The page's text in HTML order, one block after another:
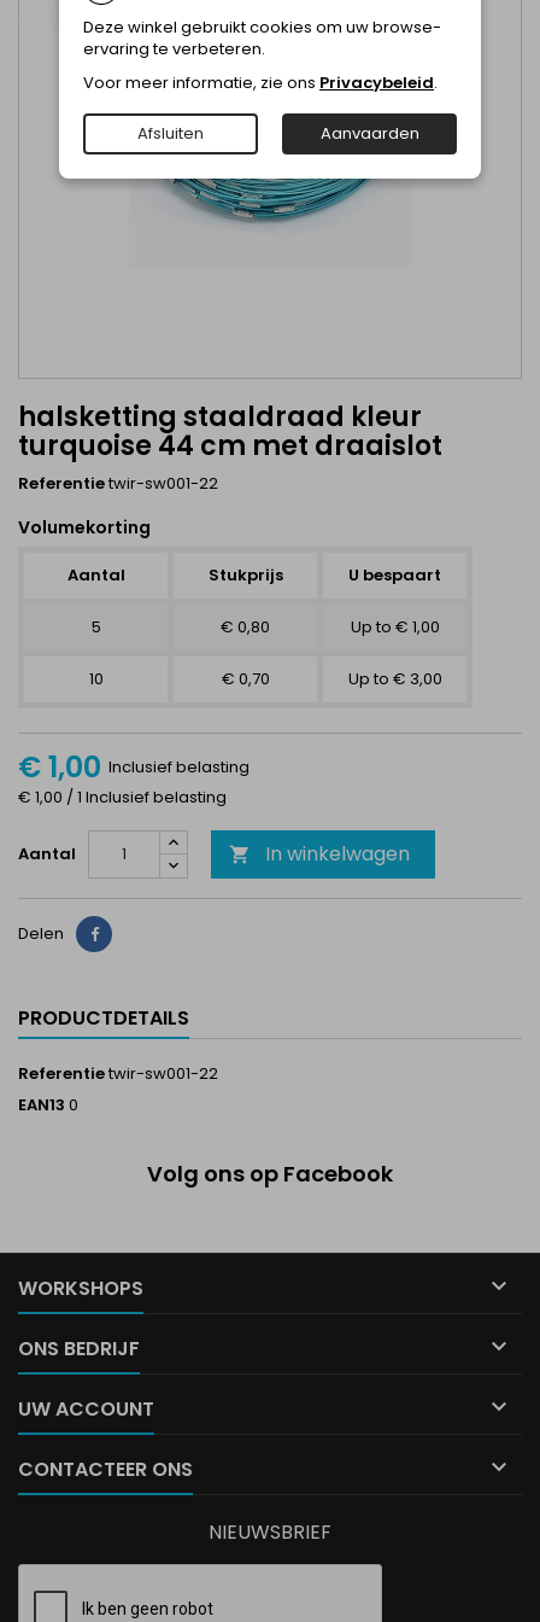
halsketting staaldraad kleur
turquoise 44 cm met draaislot
Referentietwir-sw001-22
Volumekorting
Aantal Stukprijs U bespaart
5 € 0,80 Up to € 1,00
10 € 0,70 Up to € 3,00
€ 1,00 Inclusief belasting
€ 1,00 / 1 Inclusief belasting
Aantal  In winkelwagen
Delen Delen
PRODUCTDETAILS
Referentietwir-sw001-22
EAN13 0
Volg ons op Facebook
WORKSHOPS 
ONS BEDRIJF 
UW ACCOUNT 
CONTACTEER ONS 
Deze winkel gebruikt cookies om uw browse-
ervaring te verbeteren.
Voor meer informatie, zie ons Privacybeleid.
Afsluiten Aanvaarden
NIEUWSBRIEF